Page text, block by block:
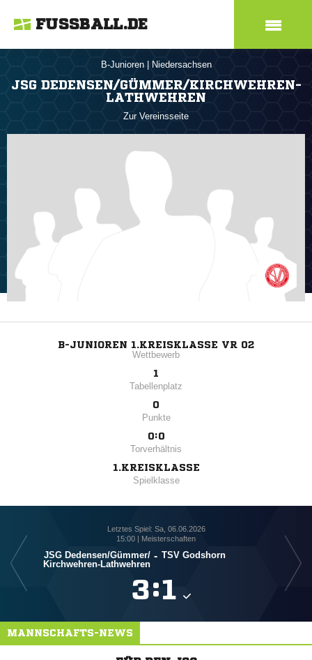
FUSSBALL.DE
B-Junioren Niedersachsen
JSG DEDENSEN/GÜMMER/KIRCHWEHREN-
LATHWEHREN
Zur Vereinsseite
B-JUNIOREN 1.KREISKLASSE VR 02
Wettbewerb
1
Tabellenplatz
0
Punkte
0:0
Torverhältnis
1.KREISKLASSE
Spielklasse
Letztes Spiel: Sa, 06.06.2026
15:00 | Meisterschaften
JSG Dedensen/​Gümmer/​
Kirchwehren-Lathwehren
- TSV Godshorn
:
MANNSCHAFTS-NEWS